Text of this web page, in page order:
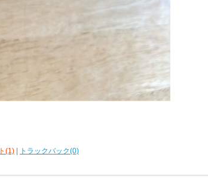
(1) トラックバック(0)